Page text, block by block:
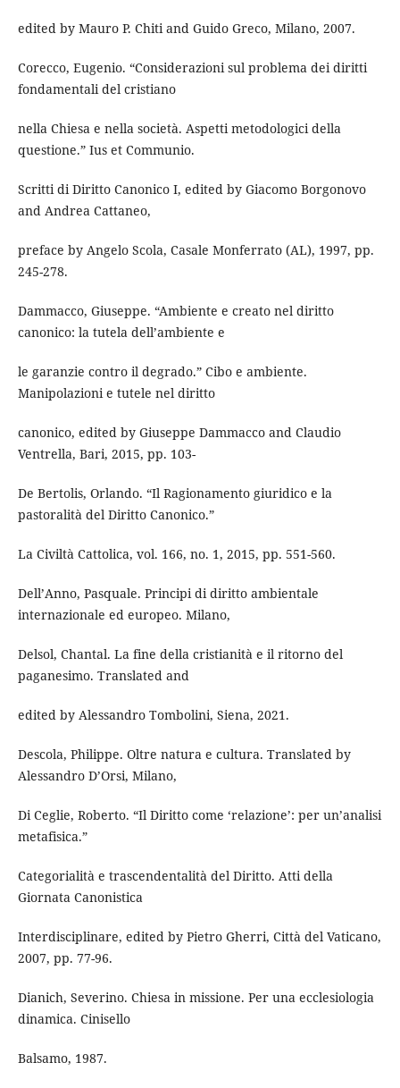
edited by Mauro P. Chiti and Guido Greco, Milano, 2007.
Corecco, Eugenio. “Considerazioni sul problema dei diritti
fondamentali del cristiano
nella Chiesa e nella società. Aspetti metodologici della
questione.” Ius et Communio.
Scritti di Diritto Canonico I, edited by Giacomo Borgonovo
and Andrea Cattaneo,
preface by Angelo Scola, Casale Monferrato (AL), 1997, pp.
245-278.
Dammacco, Giuseppe. “Ambiente e creato nel diritto
canonico: la tutela dell’ambiente e
le garanzie contro il degrado.” Cibo e ambiente.
Manipolazioni e tutele nel diritto
canonico, edited by Giuseppe Dammacco and Claudio
Ventrella, Bari, 2015, pp. 103-
De Bertolis, Orlando. “Il Ragionamento giuridico e la
pastoralità del Diritto Canonico.”
La Civiltà Cattolica, vol. 166, no. 1, 2015, pp. 551-560.
Dell’Anno, Pasquale. Principi di diritto ambientale
internazionale ed europeo. Milano,
Delsol, Chantal. La fine della cristianità e il ritorno del
paganesimo. Translated and
edited by Alessandro Tombolini, Siena, 2021.
Descola, Philippe. Oltre natura e cultura. Translated by
Alessandro D’Orsi, Milano,
Di Ceglie, Roberto. “Il Diritto come ‘relazione’: per un’analisi
metafisica.”
Categorialità e trascendentalità del Diritto. Atti della
Giornata Canonistica
Interdisciplinare, edited by Pietro Gherri, Città del Vaticano,
2007, pp. 77-96.
Dianich, Severino. Chiesa in missione. Per una ecclesiologia
dinamica. Cinisello
Balsamo, 1987.